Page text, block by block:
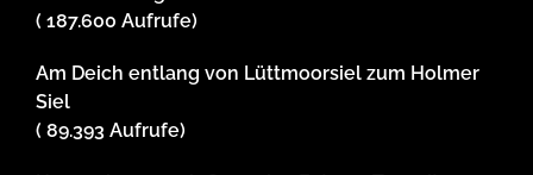
( 187.600 Aufrufe)
Am Deich entlang von Lüttmoorsiel zum Holmer
Siel
( 89.393 Aufrufe)